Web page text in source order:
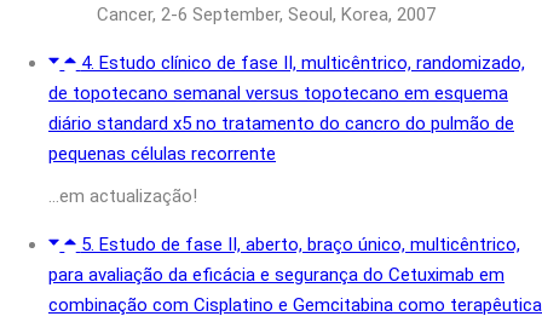
Cancer, 2-6 September, Seoul, Korea, 2007
4. Estudo clínico de fase II, multicêntrico, randomizado,
de topotecano semanal versus topotecano em esquema
diário standard x5 no tratamento do cancro do pulmão de
pequenas células recorrente
…em actualização!
5. Estudo de fase II, aberto, braço único, multicêntrico,
para avaliação da eficácia e segurança do Cetuximab em
combinação com Cisplatino e Gemcitabina como terapêutica